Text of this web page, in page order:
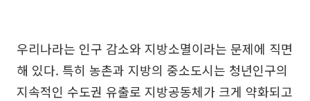
우리나라는 인구 감소와 지방소멸이라는 문제에 직면
해 있다. 특히 농촌과 지방의 중소도시는 청년인구의
지속적인 수도권 유출로 지방공동체가 크게 약화되고